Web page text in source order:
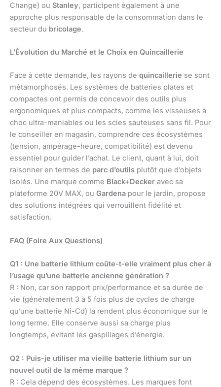
Change) ou Stanley, participent également à une
approche plus responsable de la consommation dans le
secteur du bricolage.
L’Évolution du Marché et le Choix en Quincaillerie
Face à cette demande, les rayons de quincaillerie se sont
métamorphosés. Les systèmes de batteries plates et
compactes ont permis de concevoir des outils plus
ergonomiques et plus compacts, comme les visseuses à
choc ultra-maniables ou les scies sauteuses sans fil. Pour
le conseiller en magasin, comprendre ces écosystèmes
(tension, ampérage-heure, compatibilité) est devenu
essentiel pour guider l’achat. Le client, quant à lui, doit
raisonner en termes de parc d’outils plutôt que d’objets
isolés. Une marque comme Black+Decker avec sa
plateforme 20V MAX, ou Gardena pour le jardin, propose
des solutions intégrées qui verrouillent fidélité et
satisfaction.
FAQ (Foire Aux Questions)
Q1 : Une batterie lithium coûte-t-elle vraiment plus cher à
l’usage qu’une batterie ancienne génération ?
R : Non, car son rapport prix/performance et sa durée de
vie (généralement 3 à 5 fois plus de cycles de charge
qu’une batterie Ni-Cd) la rendent plus économique sur le
long terme. Elle conserve aussi sa charge plus
longtemps, évitant les gaspillages d’énergie.
Q2 : Puis-je utiliser ma vieille batterie lithium sur un
nouvel outil de la même marque ?
R : Cela dépend des écosystèmes. Les marques font